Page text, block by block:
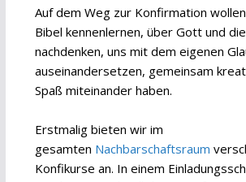
Auf dem Weg zur Konfirmation
Bibel kennenlernen, über Gott und
nachdenken, uns mit dem eigenen
auseinandersetzen, gemeinsam
Spaß miteinander haben.
Erstmalig bieten wir im
gesamten Nachbarschaftsraum
Konfikurse an. In einem